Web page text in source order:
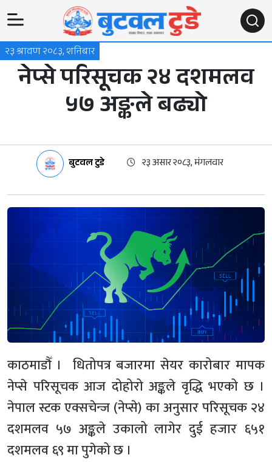
२३ श्रावण २०८३, शनिबार
नेप्से परिसूचक २४ दशमलव
५७ अङ्कले बढ्यो
बुटवल टुडे २३ असार २०८३, मंगलवार
काठमाडौँ । धितोपत्र बजारमा सेयर कारोबार मापक
नेप्से परिसूचक आज दोहोरो अङ्कले वृद्धि भएको छ ।
नेपाल स्टक एक्सचेन्ज (नेप्से) का अनुसार परिसूचक २४
दशमलव ५७ अङ्कले उकालो लागेर दुई हजार ६५१
दशमलव ६९ मा पुगेको छ ।